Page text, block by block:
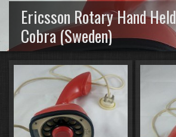
Ericsson Rotary Hand Held
Cobra (Sweden)